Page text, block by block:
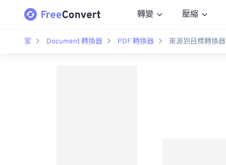
轉變 壓縮
家 Document 轉換器 PDF 轉換器 來源到目標轉換器